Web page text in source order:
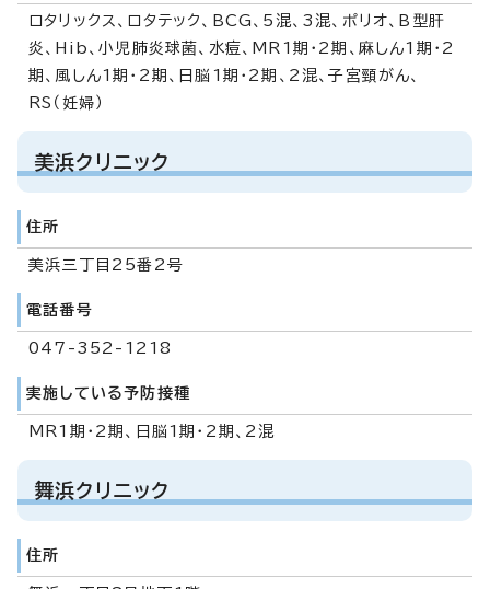
ロタリックス、ロタテック、BCG、5混、3混、ポリオ、B型肝
炎、Hib、小児肺炎球菌、水痘、MR1期・2期、麻しん1期・2
期、風しん1期・2期、日脳1期・2期、2混、子宮頸がん、
RS（妊婦）
美浜クリニック
住所
美浜三丁目25番2号
電話番号
047-352-1218
実施している予防接種
MR1期・2期、日脳1期・2期、2混
舞浜クリニック
住所